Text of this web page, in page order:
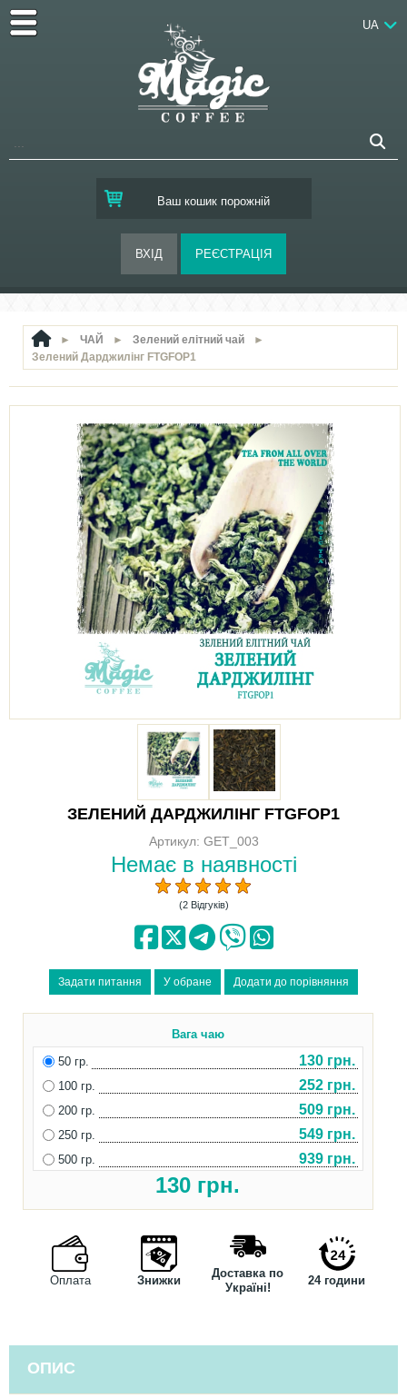
Ваш кошик порожній
UA
► ЧАЙ ► Зелений елітний чай
►
Зелений Дарджилінг FTGFOP1
ЗЕЛЕНИЙ ДАРДЖИЛІНГ FTGFOP1
Артикул: GET_003
Немає в наявності
(2 Відгуків)
Вага чаю
50 гр.
130 грн.
100 гр. 252 грн.
200 гр. 509 грн.
250 гр. 549 грн.
500 гр. 939 грн.
130 грн.
Оплата Знижки
Доставка по
Україні!
24 години
ОПИС